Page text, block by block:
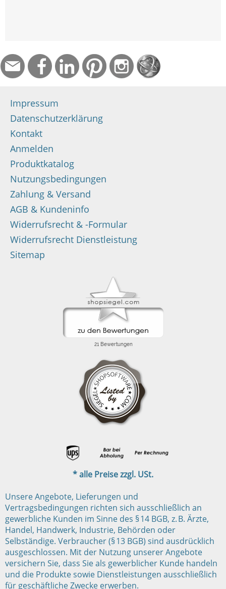
Impressum
Datenschutzerklärung
Kontakt
Anmelden
Produktkatalog
Nutzungsbedingungen
Zahlung & Versand
AGB & Kundeninfo
Widerrufsrecht & -Formular
Widerrufsrecht Dienstleistung
Sitemap
* alle Preise zzgl. USt.
Unsere Angebote, Lieferungen und
Vertragsbedingungen richten sich ausschließlich an
gewerbliche Kunden im Sinne des § 14 BGB, z. B. Ärzte,
Handel, Handwerk, Industrie, Behörden oder
Selbständige. Verbraucher (§ 13 BGB) sind ausdrücklich
ausgeschlossen. Mit der Nutzung unserer Angebote
versichern Sie, dass Sie als gewerblicher Kunde handeln
und die Produkte sowie Dienstleistungen ausschließlich
für geschäftliche Zwecke erwerben.